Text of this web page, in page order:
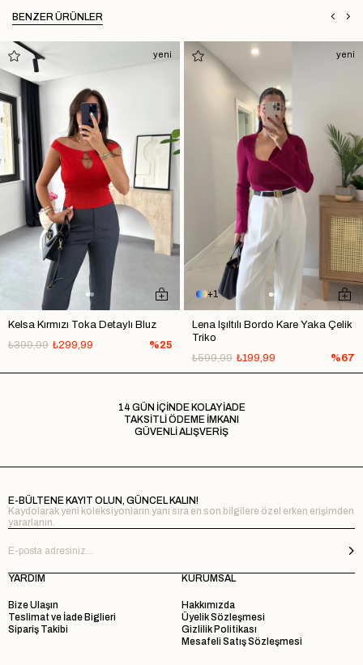
BENZER ÜRÜNLER
Kelsa Kırmızı Toka Detaylı Bluz
₺299,99
₺399,99 %25
yeni
1
Lena Işıltılı Bordo Kare Yaka Çelik
Triko
₺199,99
₺599,99 %67
yeni
14 GÜN İÇİNDE KOLAY İADE
TAKSİTLİ ÖDEME İMKANI
GÜVENLİ ALIŞVERİŞ
E-BÜLTENE KAYIT OLUN, GÜNCEL KALIN!
Kaydolarak yeni koleksiyonların yanı sıra en son bilgilere özel erken erişimden
yararlanın.
YARDIM
Bize Ulaşın
Teslimat ve İade Biglieri
Sipariş Takibi
KURUMSAL
Hakkımızda
Üyelik Sözleşmesi
Gizlilik Politikası
Mesafeli Satış Sözleşmesi